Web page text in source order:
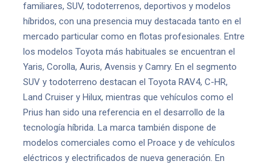
familiares, SUV, todoterrenos, deportivos y modelos
híbridos, con una presencia muy destacada tanto en el
mercado particular como en flotas profesionales. Entre
los modelos Toyota más habituales se encuentran el
Yaris, Corolla, Auris, Avensis y Camry. En el segmento
SUV y todoterreno destacan el Toyota RAV4, C-HR,
Land Cruiser y Hilux, mientras que vehículos como el
Prius han sido una referencia en el desarrollo de la
tecnología híbrida. La marca también dispone de
modelos comerciales como el Proace y de vehículos
eléctricos y electrificados de nueva generación. En